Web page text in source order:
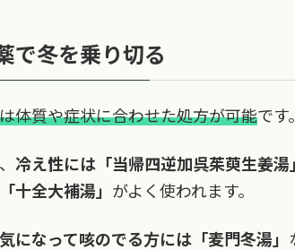
で冬を乗り切る
体質や症状に合わせた処方が可能です。
冷え性には「当帰四逆加呉茱萸生姜湯」
十全大補湯」 がよく使われます。
になって咳のでる方には「麦門冬湯」